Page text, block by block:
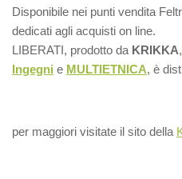
Disponibile nei punti vendita
dedicati agli acquisti on line.
LIBERATI, prodotto da KRIKKA,
Ingegni e MULTIETNICA, è
per maggiori visitate il sito della